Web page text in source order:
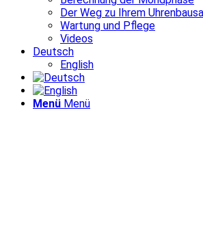
Der Weg zu Ihrem
Wartung und Pflege
Videos
Deutsch
English
Menü Menü